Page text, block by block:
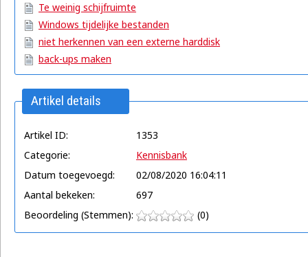
Te weinig schijfruimte
Windows tijdelijke bestanden
niet herkennen van een externe harddisk
back-ups maken
Artikel details
Artikel ID:
1353
Categorie:
Kennisbank
Datum toegevoegd:
02/08/2020 16:04:11
Aantal bekeken:
697
Beoordeling (Stemmen):
(0)